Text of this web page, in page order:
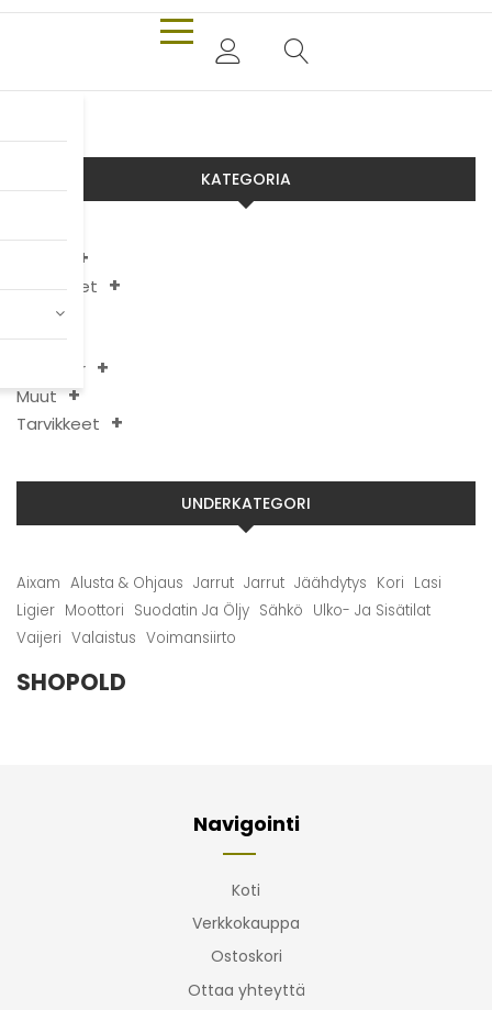
KATEGORIA
Chatenet
Ligier
Microcar
Muut
Tarvikkeet
UNDERKATEGORI
Aixam Alusta & Ohjaus Jarrut Jarrut Jäähdytys Kori Lasi
Ligier Moottori Suodatin Ja Öljy Sähkö Ulko- Ja Sisätilat
Vaijeri Valaistus Voimansiirto
SHOPOLD
Navigointi
Koti
Verkkokauppa
Ostoskori
Ottaa yhteyttä